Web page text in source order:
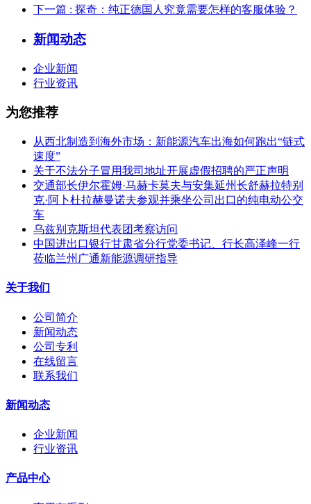
下一篇 : 探奇：纯正德国人究竟需要怎样的客服体验？
新闻动态
企业新闻
行业资讯
为您推荐
从西北制造到海外市场：新能源汽车出海如何跑出“链式
速度”
关于不法分子冒用我司地址开展虚假招聘的严正声明
交通部长伊尔霍姆·马赫卡莫夫与安集延州长舒赫拉特别
克·阿卜杜拉赫曼诺夫参观并乘坐公司出口的纯电动公交
车
乌兹别克斯坦代表团考察访问
中国进出口银行甘肃省分行党委书记、行长高泽峰一行
莅临兰州广通新能源调研指导
关于我们
公司简介
新闻动态
公司专利
在线留言
联系我们
新闻动态
企业新闻
行业资讯
产品中心